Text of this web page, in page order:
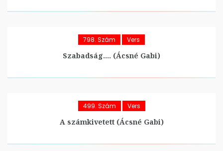
798. Szám Vers
Szabadság…. (Ácsné Gabi)
499. Szám Vers
A számkivetett (Ácsné Gabi)